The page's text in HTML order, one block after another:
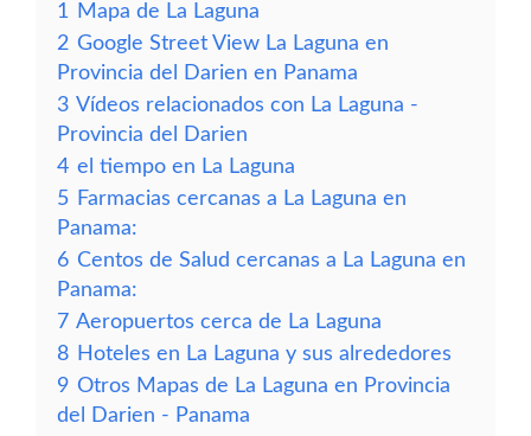
1
Mapa de La Laguna
2 Google Street View La Laguna en
Provincia del Darien en Panama
3 Vídeos relacionados con La Laguna -
Provincia del Darien
4 el tiempo en La Laguna
5 Farmacias cercanas a La Laguna en
Panama:
6 Centos de Salud cercanas a La Laguna en
Panama:
7 Aeropuertos cerca de La Laguna
8 Hoteles en La Laguna y sus alrededores
9 Otros Mapas de La Laguna en Provincia
del Darien - Panama